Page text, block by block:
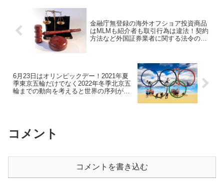
金融庁無登録の海外オフショア投資商品
はMLMも紹介者も取引行為は違法！契約
方法など外国証券業者に関する法令の基
6月23日はオリンピックデー！2021年夏
季東京五輪だけでなく2022年冬季北京五
輪までの動向を考えると世界の序列が見
コメント
コメントを書き込む